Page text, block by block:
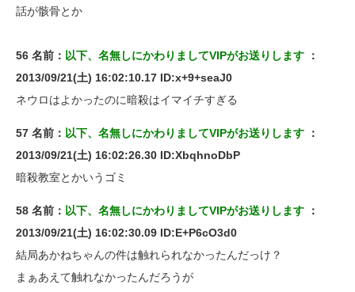
話が骸骨とか
56 名前： 以下、名無しにかわりましてVIPがお送りします ：
2013/09/21(土) 16:02:10.17 ID:x+9+seaJ0
ネウロはよかったのに暗殺はイマイチすぎる
57 名前： 以下、名無しにかわりましてVIPがお送りします ：
2013/09/21(土) 16:02:26.30 ID:XbqhnoDbP
暗殺教室とかいうゴミ
58 名前： 以下、名無しにかわりましてVIPがお送りします ：
2013/09/21(土) 16:02:30.09 ID:E+P6cO3d0
結局あかねちゃんの件は触れられなかったんだっけ？
まぁあえて触れなかったんだろうが